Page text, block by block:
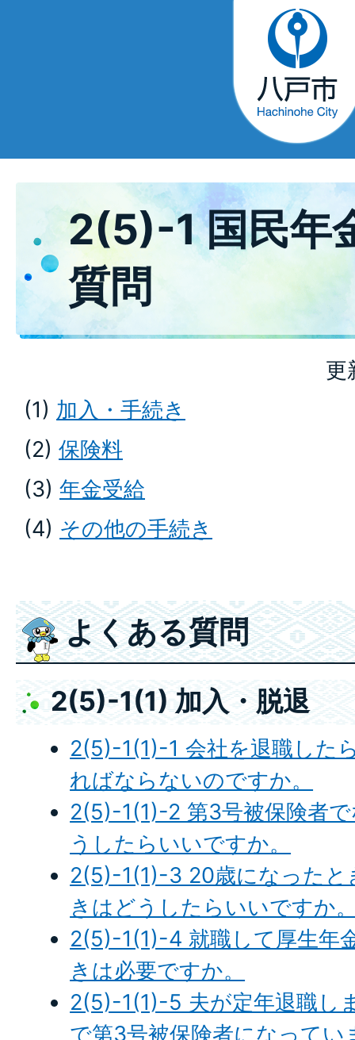
2(5)-1 国民年
質問
更
(1) 加入・手続き
(2) 保険料
(3) 年金受給
(4) その他の手続き
よくある質問
2(5)-1(1) 加入・脱退
2(5)-1(1)-1 会社を退職した
ればならないのですか。
2(5)-1(1)-2 第3号被保険者
うしたらいいですか。
2(5)-1(1)-3 20歳になったと
きはどうしたらいいですか
2(5)-1(1)-4 就職して厚生年
きは必要ですか。
2(5)-1(1)-5 夫が定年退職し
で第3号被保険者になって